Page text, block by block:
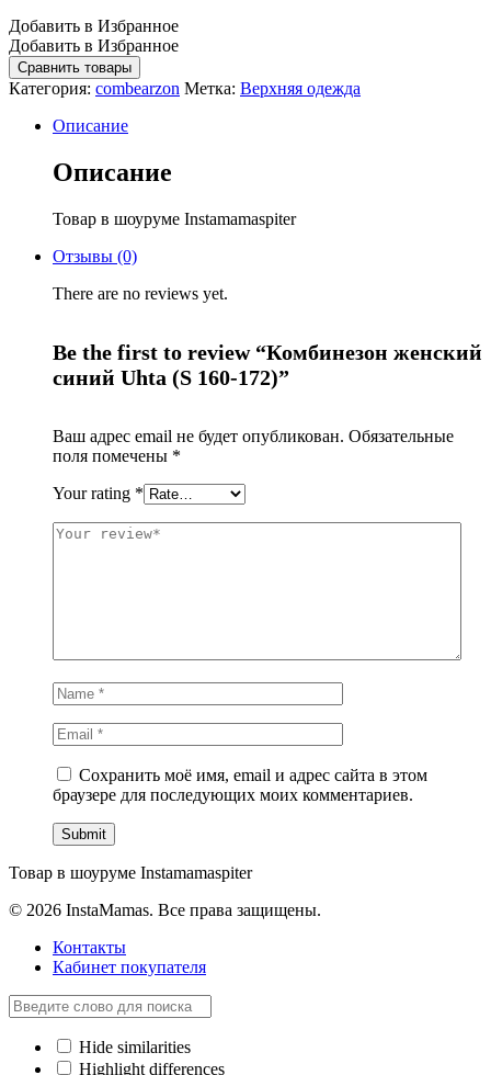
Добавить в Избранное
Добавить в Избранное
Сравнить товары
Категория: combearzon Метка: Верхняя одежда
Описание
Описание
Товар в шоуруме Instamamaspiter
Отзывы (0)
There are no reviews yet.
Be the first to review “Комбинезон женский
синий Uhta (S 160-172)”
Ваш адрес email не будет опубликован. Обязательные
поля помечены *
Your rating *
Сохранить моё имя, email и адрес сайта в этом
браузере для последующих моих комментариев.
Товар в шоуруме Instamamaspiter
© 2026 InstaMamas. Все права защищены.
Контакты
Кабинет покупателя
Hide similarities
Highlight differences